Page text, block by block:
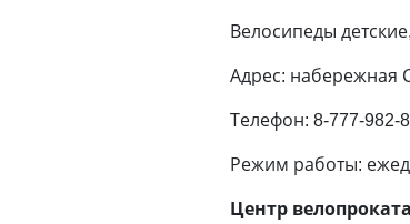
Велосипеды
Адрес: набережная
Телефон: 8-777-982-
Режим работы:
Центр велопроката